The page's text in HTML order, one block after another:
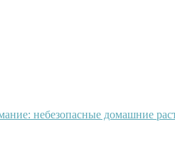
небезопасные домашние